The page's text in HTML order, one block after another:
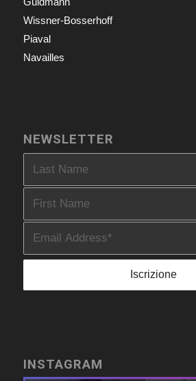
Wissner-Bosserhoff
Piaval
Navailles
NEWSLETTER
INSTAGRAM